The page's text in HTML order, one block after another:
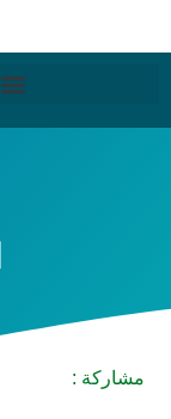
مشاركة :